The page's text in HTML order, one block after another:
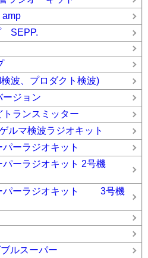
amp
SEPP.
波、プロダクト検波)
ージョン
ランスミッター
マ検波ラジオキット
ーラジオキット
ーラジオキット 2号機
パーラジオキット 3号機
ルスーパー